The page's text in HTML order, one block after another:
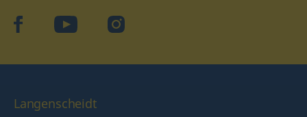
facebookYouTube Instagram
Langenscheidt